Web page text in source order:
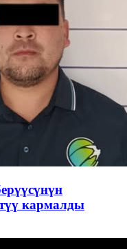
кармалды